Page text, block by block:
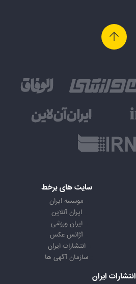
سایت های برخط
موسسه ایران
ایران آنلاین
ایران ورزشی
آژانس عکس
انتشارات ایران
سازمان آگهی ها
انتشارات ایران